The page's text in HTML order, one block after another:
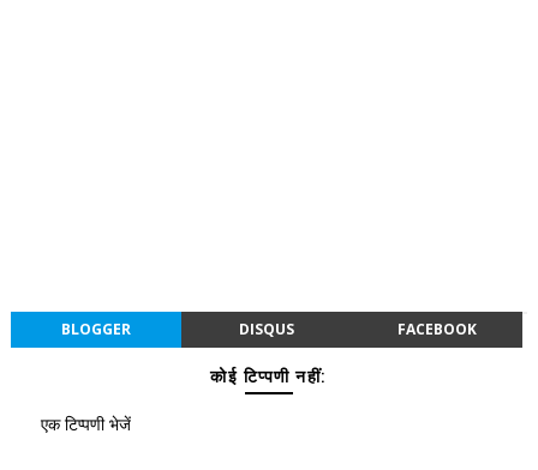
BLOGGER DISQUS FACEBOOK
कोई टिप्पणी नहीं:
एक टिप्पणी भेजें